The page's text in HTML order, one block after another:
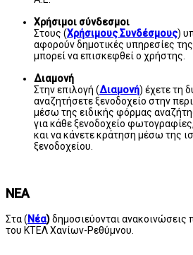
Χρήσιμοι σύνδεσμοι
Στους (Χρήσιμους Συνδέσμους)
αφορούν δημοτικές υπηρεσίες
μπορεί να επισκεφθεί ο χρήστης.
Διαμονή
Στην επιλογή (Διαμονή) έχετε τη
αναζητήσετε ξενοδοχείο στην
μέσω της ειδικής φόρμας
για κάθε ξενοδοχείο
και να κάνετε κράτηση μέσω της
ξενοδοχείου.
ΝΕΑ
Στα (Νέα)δημοσιεύονται ανακοινώσεις
του ΚΤΕΛ Χανίων-Ρεθύμνου.